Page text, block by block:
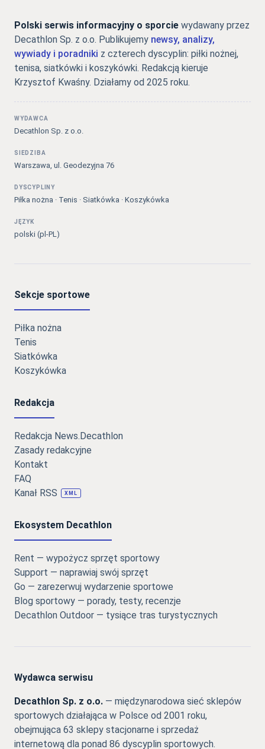
Polski serwis informacyjny o sporcie wydawany przez
Decathlon Sp. z o.o. Publikujemy newsy, analizy,
wywiady i poradniki z czterech dyscyplin: piłki nożnej,
tenisa, siatkówki i koszykówki. Redakcją kieruje
Krzysztof Kwaśny. Działamy od 2025 roku.
WYDAWCA
Decathlon Sp. z o.o.
SIEDZIBA
Warszawa, ul. Geodezyjna 76
DYSCYPLINY
Piłka nożna · Tenis · Siatkówka · Koszykówka
JĘZYK
polski (pl-PL)
Sekcje sportowe
Piłka nożna
Tenis
Siatkówka
Koszykówka
Redakcja
Redakcja News.Decathlon
Zasady redakcyjne
Kontakt
FAQ
Kanał RSS
XML
Ekosystem Decathlon
Rent — wypożycz sprzęt sportowy
Support — naprawiaj swój sprzęt
Go — zarezerwuj wydarzenie sportowe
Blog sportowy — porady, testy, recenzje
Decathlon Outdoor — tysiące tras turystycznych
Wydawca serwisu
Decathlon Sp. z o.o. — międzynarodowa sieć sklepów
sportowych działająca w Polsce od 2001 roku,
obejmująca 63 sklepy stacjonarne i sprzedaż
internetową dla ponad 86 dyscyplin sportowych.